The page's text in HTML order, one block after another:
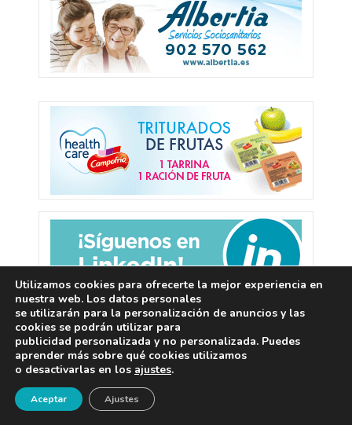
Deja una respuesta
¡Newsletter!
Utilizamos cookies para ofrecerte la mejor experiencia en
nuestra web. Los datos personales
se utilizarán para la personalización de anuncios y las
cookies se podrán utilizar para
publicidad personalizada y no personalizada. Puedes
aprender más sobre qué cookies utilizamos
o desactivarlas en los ajustes.
Aceptar Ajustes